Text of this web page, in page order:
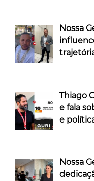
Nossa
Thiago
e fala
e
Nossa